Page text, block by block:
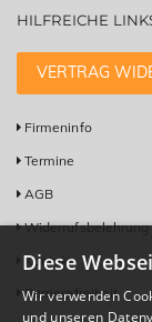
HILFREICHE
VERTRAG
Firmeninfo
Termine
AGB
Widerrufsbelehrung
Kontakt
Barrierefreiheit
Diese
Wir verwenden
und unseren